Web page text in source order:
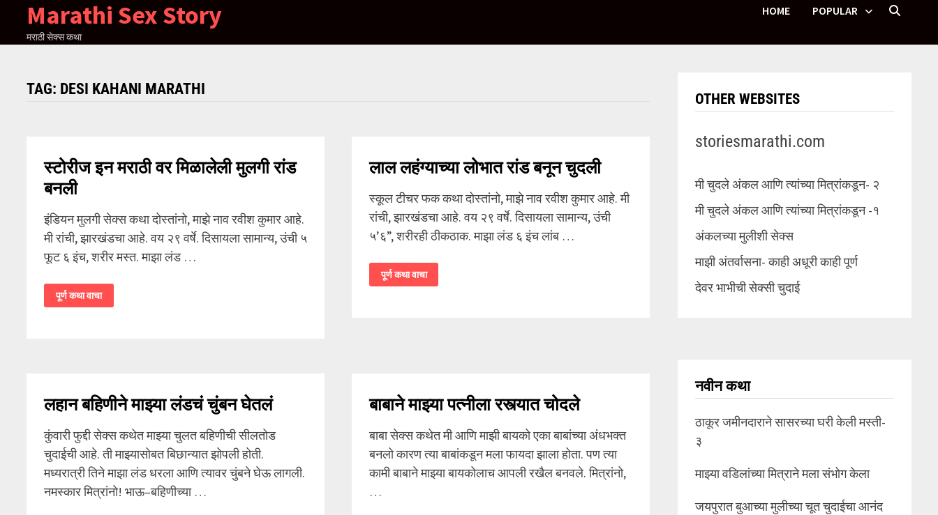
content
Marathi Sex Story
मराठी सेक्स कथा
HOME POPULAR
TAG: DESI KAHANI MARATHI
स्टोरीज इन मराठी वर मिळालेली मुलगी रांड
बनली
इंडियन मुलगी सेक्स कथा दोस्तांनो, माझे नाव रवीश कुमार आहे.
मी रांची, झारखंडचा आहे. वय २९ वर्षे. दिसायला सामान्य, उंची ५
फूट ६ इंच, शरीर मस्त. माझा लंड …
स्टोरीज
इन
मराठी
पूर्ण कथा वाचा
लाल लहंग्याच्या लोभात रांड बनून चुदली
स्कूल टीचर फक कथा दोस्तांनो, माझे नाव रवीश कुमार आहे. मी
रांची, झारखंडचा आहे. वय २९ वर्षे. दिसायला सामान्य, उंची
५’६”, शरीरही ठीकठाक. माझा लंड ६ इंच लांब …
लाल
लहंग्याच्या
लोभात
पूर्ण कथा वाचा
लहान बहिणीने माझ्या लंडचं चुंबन घेतलं
कुंवारी फुद्दी सेक्स कथेत माझ्या चुलत बहिणीची सीलतोड
चुदाईची आहे. ती माझ्यासोबत बिछान्यात झोपली होती.
मध्यरात्री तिने माझा लंड धरला आणि त्यावर चुंबने घेऊ लागली.
नमस्कार मित्रांनो! भाऊ–बहिणीच्या …
बाबाने माझ्या पत्नीला रस्त्यात चोदले
बाबा सेक्स कथेत मी आणि माझी बायको एका बाबांच्या अंधभक्त
बनलो कारण त्या बाबांकडून मला फायदा झाला होता. पण त्या
कामी बाबाने माझ्या बायकोलाच आपली रखैल बनवले. मित्रांनो,
…
OTHER WEBSITES
storiesmarathi.com
मी चुदले अंकल आणि त्यांच्या मित्रांकडून- २
मी चुदले अंकल आणि त्यांच्या मित्रांकडून -१
अंकलच्या मुलीशी सेक्स
माझी अंतर्वासना- काही अधूरी काही पूर्ण
देवर भाभीची सेक्सी चुदाई
नवीन कथा
ठाकूर जमीनदाराने सासरच्या घरी केली मस्ती-
३
माझ्या वडिलांच्या मित्राने मला संभोग केला
जयपुरात बुआच्या मुलीच्या चूत चुदाईचा आनंद